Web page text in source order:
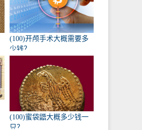
(100)开颅手术大概需要多
少钱？
(100)蜜袋鼯大概多少钱一
只？